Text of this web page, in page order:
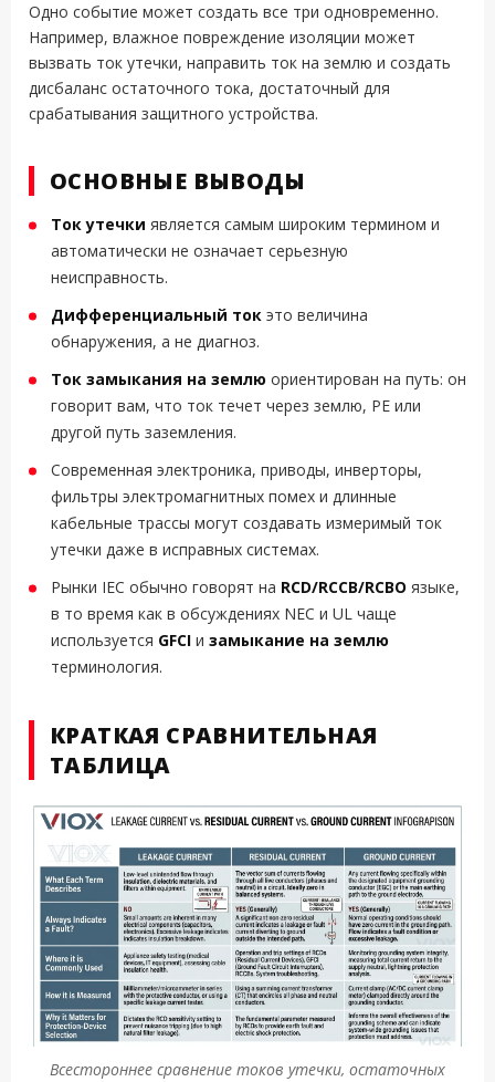
Одно событие может создать все три одновременно.
Например, влажное повреждение изоляции может
вызвать ток утечки, направить ток на землю и создать
дисбаланс остаточного тока, достаточный для
срабатывания защитного устройства.
ОСНОВНЫЕ ВЫВОДЫ
Ток утечки является самым широким термином и
автоматически не означает серьезную
неисправность.
Дифференциальный ток это величина
обнаружения, а не диагноз.
Ток замыкания на землю ориентирован на путь: он
говорит вам, что ток течет через землю, PE или
другой путь заземления.
Современная электроника, приводы, инверторы,
фильтры электромагнитных помех и длинные
кабельные трассы могут создавать измеримый ток
утечки даже в исправных системах.
Рынки IEC обычно говорят на RCD/RCCB/RCBO языке,
в то время как в обсуждениях NEC и UL чаще
используется GFCI и замыкание на землю
терминология.
КРАТКАЯ СРАВНИТЕЛЬНАЯ
ТАБЛИЦА
Всестороннее сравнение токов утечки, остаточных